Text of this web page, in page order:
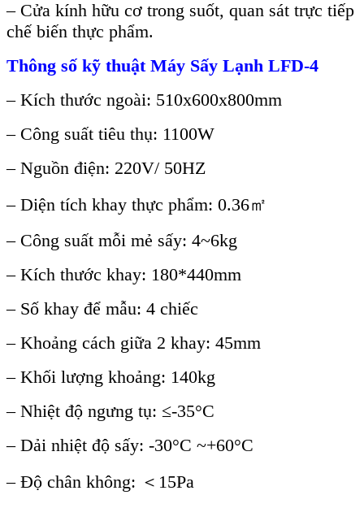
–Cửa kính hữu cơ trong suốt, quan sát trực tiếp
chế biến thực phẩm.
Thông số kỹ thuật Máy Sấy Lạnh LFD-4
– Kích thước ngoài: 510x600x800mm
– Công suất tiêu thụ: 1100W
– Nguồn điện: 220V/ 50HZ
– Diện tích khay thực phẩm: 0.36㎡
– Công suất mỗi mẻ sấy: 4~6kg
– Kích thước khay: 180*440mm
– Số khay để mẫu: 4 chiếc
– Khoảng cách giữa 2 khay: 45mm
– Khối lượng khoảng: 140kg
– Nhiệt độ ngưng tụ: ≤-35°C
– Dải nhiệt độ sấy: -30°C ~+60°C
– Độ chân không: ＜15Pa